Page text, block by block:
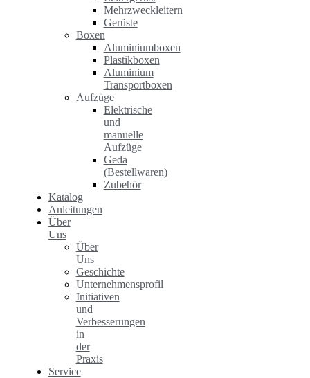
Mehrzweckleitern
Gerüste
Boxen
Aluminiumboxen
Plastikboxen
Aluminium
Transportboxen
Aufzüge
Elektrische
und
manuelle
Aufzüge
Geda
(Bestellwaren)
Zubehör
Katalog
Anleitungen
Über
Uns
Über
Uns
Geschichte
Unternehmensprofil
Initiativen
und
Verbesserungen
in
der
Praxis
Service